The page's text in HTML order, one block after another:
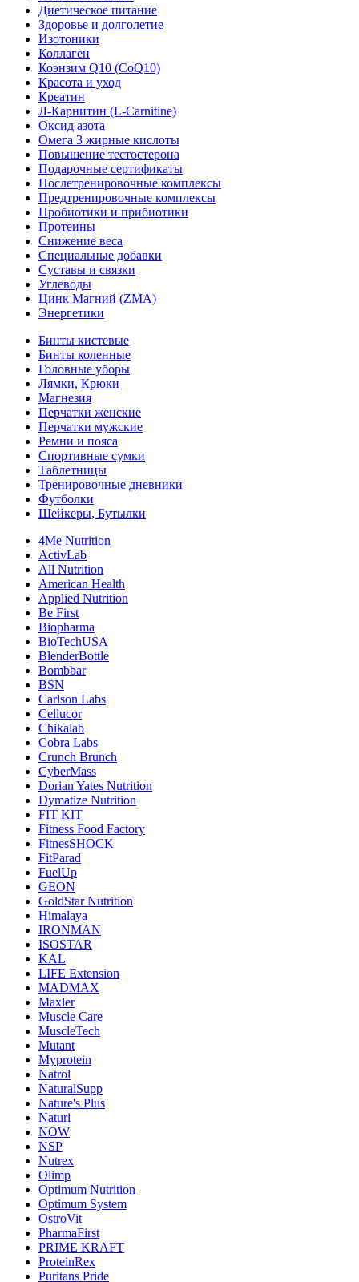
Диетическое питание
Здоровье и долголетие
Изотоники
Коллаген
Коэнзим Q10 (CoQ10)
Красота и уход
Креатин
Л-Карнитин (L-Сarnitine)
Оксид азота
Омега 3 жирные кислоты
Повышение тестостерона
Подарочные сертификаты
Послетренировочные комплексы
Предтренировочные комплексы
Пробиотики и прибиотики
Протеины
Снижение веса
Специальные добавки
Суставы и связки
Углеводы
Цинк Магний (ZMA)
Энергетики
Бинты кистевые
Бинты коленные
Головные уборы
Лямки, Крюки
Магнезия
Перчатки женские
Перчатки мужские
Ремни и пояса
Спортивные сумки
Таблетницы
Тренировочные дневники
Футболки
Шейкеры, Бутылки
4Me Nutrition
ActivLab
All Nutrition
American Health
Applied Nutrition
Be First
Biopharma
BioTechUSA
BlenderBottle
Bombbar
BSN
Carlson Labs
Cellucor
Chikalab
Cobra Labs
Crunch Brunch
CyberMass
Dorian Yates Nutrition
Dymatize Nutrition
FIT KIT
Fitness Food Factory
FitnesSHOCK
FitParad
FuelUp
GEON
GoldStar Nutrition
Himalaya
IRONMAN
ISOSTAR
KAL
LIFE Extension
MADMAX
Maxler
Muscle Care
MuscleTech
Mutant
Myprotein
Natrol
NaturalSupp
Nature's Plus
Naturi
NOW
NSP
Nutrex
Olimp
Optimum Nutrition
Optimum System
OstroVit
PharmaFirst
PRIME KRAFT
ProteinRex
Puritans Pride